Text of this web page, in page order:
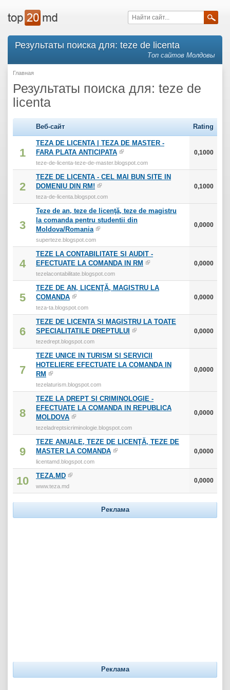
Результаты поиска для: teze de licenta
Топ сайтов Молдовы
Главная
Результаты поиска для: teze de
licenta
Веб-сайт Rating
1
TEZA DE LICENTA | TEZA DE MASTER -
FARA PLATA ANTICIPATA
teze-de-licenta-teze-de-master.blogspot.com
0,1000
2
TEZE DE LICENTA - CEL MAI BUN SITE IN
DOMENIU DIN RM!
teza-de-licenta.blogspot.com
0,1000
3
Teze de an, teze de licenţă, teze de magistru
la comanda pentru studentii din
Moldova/Romania
superteze.blogspot.com
0,0000
4
TEZE LA CONTABILITATE SI AUDIT -
EFECTUATE LA COMANDA IN RM
tezelacontabilitate.blogspot.com
0,0000
5
TEZE DE AN, LICENŢĂ, MAGISTRU LA
COMANDA
teza-ta.blogspot.com
0,0000
6
TEZE DE LICENTA SI MAGISTRU LA TOATE
SPECIALITATILE DREPTULUI
tezedrept.blogspot.com
0,0000
7
TEZE UNICE IN TURISM SI SERVICII
HOTELIERE EFECTUATE LA COMANDA IN
RM
tezelaturism.blogspot.com
0,0000
8
TEZE LA DREPT SI CRIMINOLOGIE -
EFECTUATE LA COMANDA IN REPUBLICA
MOLDOVA
tezeladreptsicriminologie.blogspot.com
0,0000
9
TEZE ANUALE, TEZE DE LICENŢĂ, TEZE DE
MASTER LA COMANDA
licentamd.blogspot.com
0,0000
10 TEZA.MD
www.teza.md
0,0000
Реклама
Реклама